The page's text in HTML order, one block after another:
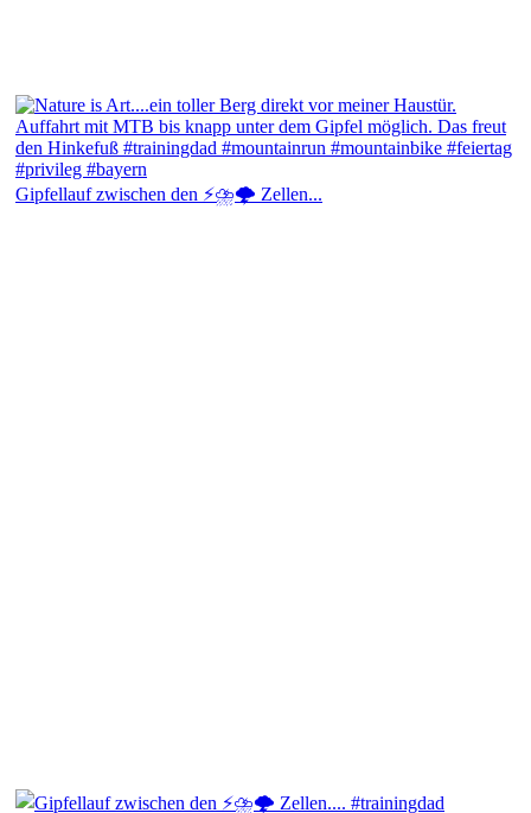
Gipfellauf zwischen den ⚡⛈️🌩️ Zellen...